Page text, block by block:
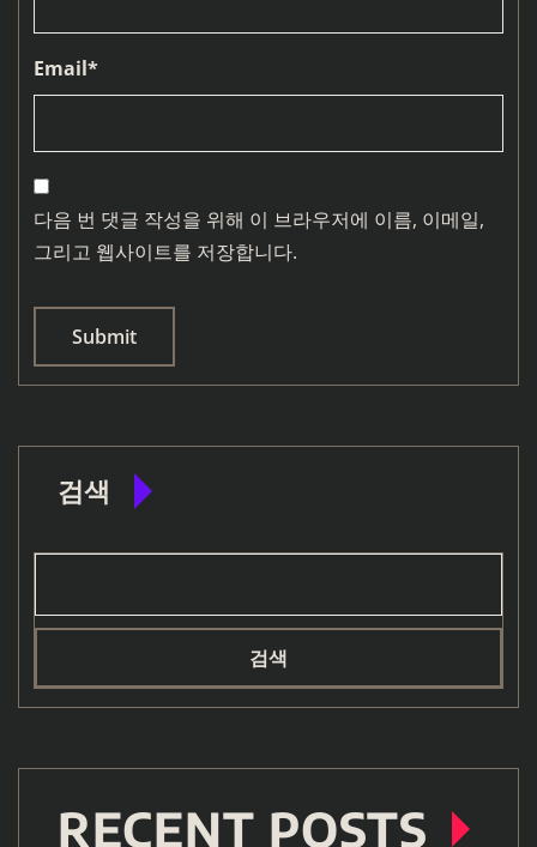
Email*
다음 번 댓글 작성을 위해 이 브라우저에 이름, 이메일,
그리고 웹사이트를 저장합니다.
검색
검색
RECENT POSTS